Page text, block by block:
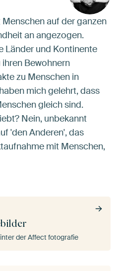
der Affect fotografie
auf der ganzen
an angezogen.
Länder und Kontinente
Bewohnern
zu Menschen in
mich gelehrt, dass
gleich sind.
Nein, unbekannt
'den Anderen', das
mit Menschen,